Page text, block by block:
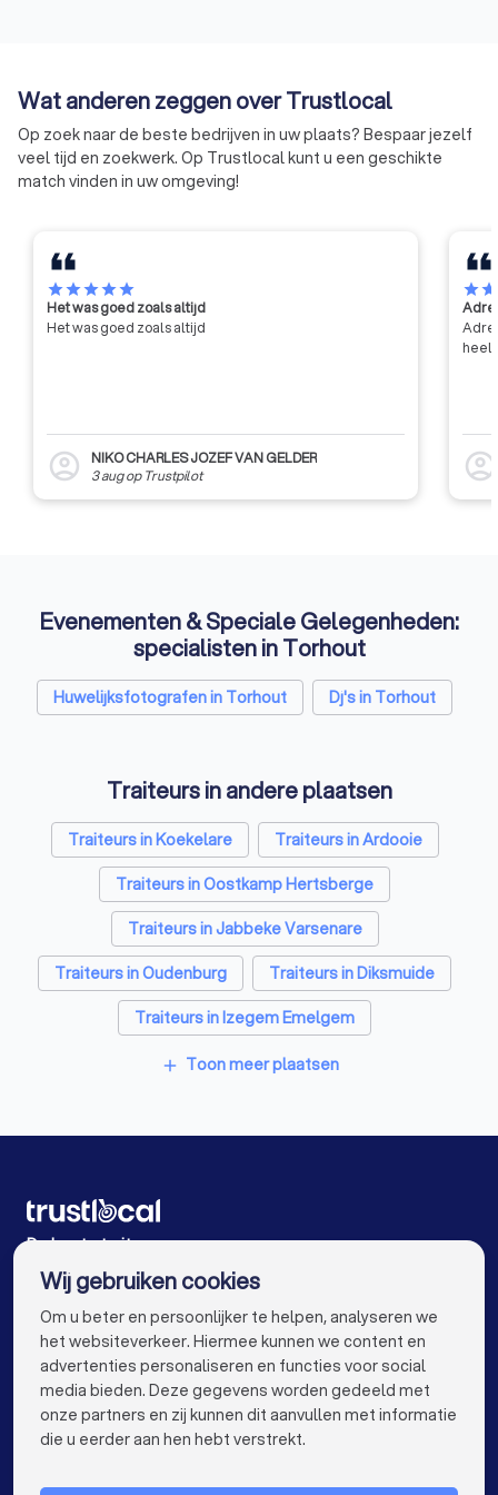
Eenvoudig contact opnemen: heeft u specifieke vragen
of dieetwensen? Via Trustlocal kunt u direct
communiceren met traiteurs.
Wat anderen zeggen over Trustlocal
Op zoek naar de beste bedrijven in uw plaats? Bespaar jezelf
veel tijd en zoekwerk. Op Trustlocal kunt u een geschikte
match vinden in uw omgeving!
starstarstarstarstar
Het was goed zoals altijd
Het was goed zoals altijd
account_circle
NIKO CHARLES JOZEF VAN GELDER
3 augop Trustpilot
starstar
heel
account_circle
Evenementen & Speciale Gelegenheden:
specialisten in Torhout
Huwelijksfotografen in Torhout Dj's in Torhout
Traiteurs in andere plaatsen
Traiteurs in Koekelare
Traiteurs in Ardooie
Traiteurs in Oostkamp Hertsberge
Traiteurs in Jabbeke Varsenare
Traiteurs in Oudenburg
Traiteurs in Diksmuide
Traiteurs in Izegem Emelgem
Traiteurs in Roeselare Oekene
Traiteurs in Brugge
Traiteurs in Aalst
Traiteurs in Kortrijk
Traiteurs in Hasselt
Traiteurs in Sint-Niklaas
Traiteurs in Roeselare
Traiteurs in Beveren
Traiteurs in Dendermonde
Traiteurs in Beringen
Traiteurs in Turnhout
Traiteurs in Dilbeek
add Toon meer plaatsen
De beste traiteurs voor u
VOOR PARTICULIEREN keyboard_arrow_down
Wij gebruiken cookies
Om u beter en persoonlijker te helpen, analyseren we
het websiteverkeer. Hiermee kunnen we content en
advertenties personaliseren en functies voor social
media bieden. Deze gegevens worden gedeeld met
onze partners en zij kunnen dit aanvullen met informatie
die u eerder aan hen hebt verstrekt.